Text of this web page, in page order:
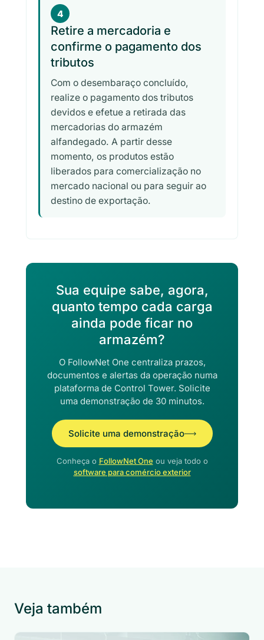
4
Retire a mercadoria e
confirme o pagamento dos
tributos
Com o desembaraço concluído,
realize o pagamento dos tributos
devidos e efetue a retirada das
mercadorias do armazém
alfandegado. A partir desse
momento, os produtos estão
liberados para comercialização no
mercado nacional ou para seguir ao
destino de exportação.
Sua equipe sabe, agora,
quanto tempo cada carga
ainda pode ficar no
armazém?
O FollowNet One centraliza prazos,
documentos e alertas da operação numa
plataforma de Control Tower. Solicite
uma demonstração de 30 minutos.
Solicite uma demonstração
Conheça o FollowNet One ou veja todo o
software para comércio exterior
Veja também